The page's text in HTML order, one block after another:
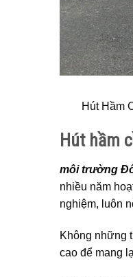
Hút Hầm
Hút hầm
môi trường
nhiều năm
nghiệm, luôn
Không những
cao để mang